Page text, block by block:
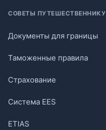
СОВЕТЫ ПУТЕШЕСТВЕННИКУ
Документы для границы
Таможенные правила
Страхование
Система EES
ETIAS